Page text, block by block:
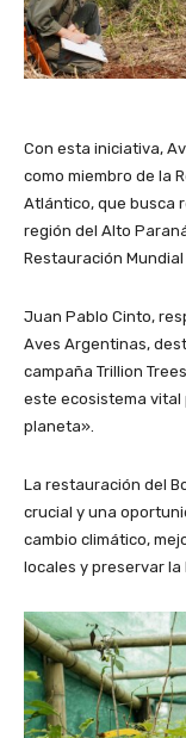
Con esta iniciativa,
como miembro de la
Atlántico, que busca
región del Alto
Restauración
Juan Pablo Cinto,
Aves Argentinas,
campaña Trillion
este ecosistema vital
planeta».
La restauración del
crucial y una
cambio climático,
locales y preservar la